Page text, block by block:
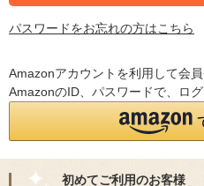
パスワードをお忘れの方はこちら
Amazonアカウントを利用して会員
AmazonのID、パスワードで、ロ
初めてご利用のお客様